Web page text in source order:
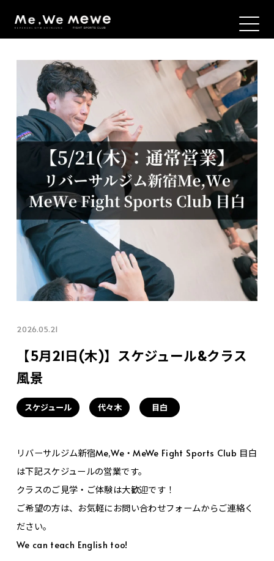
2026.05.21
【5月21日(木)】スケジュール&クラス
風景
スケジュール 代々木 目白
リバーサルジム新宿Me,We・MeWe Fight Sports Club 目白
は下記スケジュールの営業です。
クラスのご見学・ご体験は大歓迎です！
ご希望の方は、お気軽にお問い合わせフォームからご連絡く
ださい。
We can teach English too!